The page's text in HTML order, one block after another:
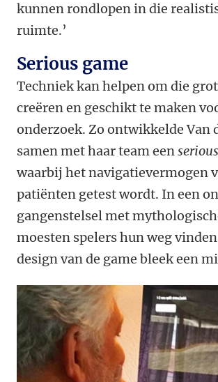
kunnen rondlopen in die
ruimte.’
Serious game
Techniek kan helpen om die
creëren en geschikt te maken
onderzoek. Zo ontwikkelde Van
samen met haar team een
waarbij het navigatievermogen
patiënten getest wordt. In een
gangenstelsel met
moesten spelers hun weg
design van de game bleek een